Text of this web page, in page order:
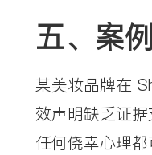
五、案
某美妆品牌在
效声明缺乏证
任何侥幸心理都